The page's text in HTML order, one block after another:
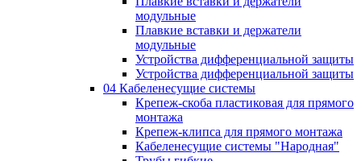
модульные
Плавкие вставки и держатели
модульные
Устройства дифференциальной защиты
Устройства дифференциальной защиты
04 Кабеленесущие системы
Крепеж-скоба пластиковая для прямого
монтажа
Крепеж-клипса для прямого монтажа
Кабеленесущие системы "Народная"